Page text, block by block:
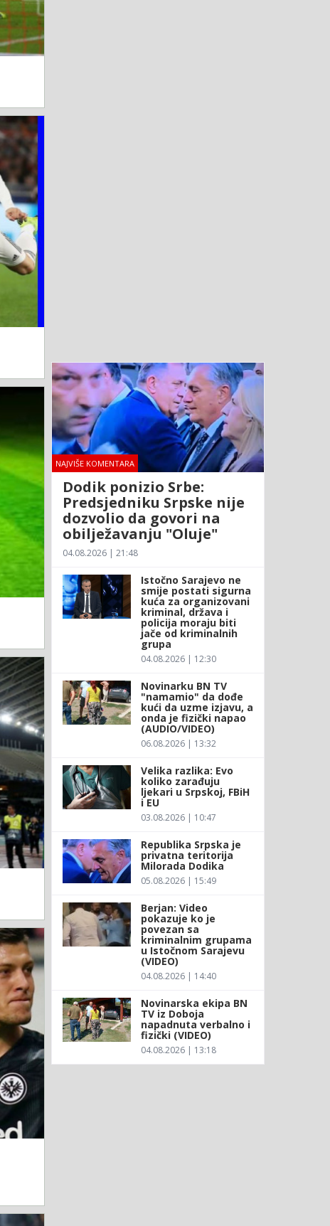
NAJVIŠE KOMENTARA
Dodik ponizio Srbe:
Predsjedniku Srpske nije
dozvolio da govori na
obilježavanju "Oluje"
04.08.2026 | 21:48
Istočno Sarajevo ne
smije postati sigurna
kuća za organizovani
kriminal, država i
policija moraju biti
jače od kriminalnih
grupa
04.08.2026 | 12:30
Novinarku BN TV
"namamio" da dođe
kući da uzme izjavu, a
onda je fizički napao
(AUDIO/VIDEO)
06.08.2026 | 13:32
Velika razlika: Evo
koliko zarađuju
ljekari u Srpskoj, FBiH
i EU
03.08.2026 | 10:47
Republika Srpska je
privatna teritorija
Milorada Dodika
05.08.2026 | 15:49
Berjan: Video
pokazuje ko je
povezan sa
kriminalnim grupama
u Istočnom Sarajevu
(VIDEO)
04.08.2026 | 14:40
Novinarska ekipa BN
TV iz Doboja
napadnuta verbalno i
fizički (VIDEO)
04.08.2026 | 13:18